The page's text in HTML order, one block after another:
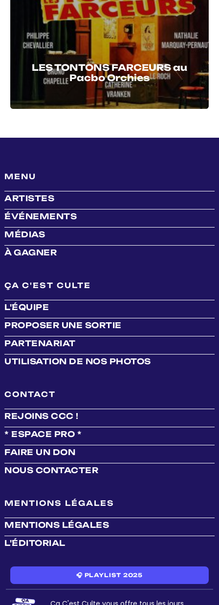
LES TONTONS FARCEURS au
Pacbo Orchies
MENU
ARTISTES
ÉVÉNEMENTS
MÉDIAS
À GAGNER
ÇA C'EST CULTE
L'ÉQUIPE
PROPOSER UNE SORTIE
PARTENARIAT
UTILISATION DE NOS PHOTOS
CONTACT
REJOINS CCC !
* ESPACE PRO *
FAIRE UN DON
NOUS CONTACTER
MENTIONS LÉGALES
MENTIONS LÉGALES
L'ÉDITORIAL
🎧 PLAYLIST 2025